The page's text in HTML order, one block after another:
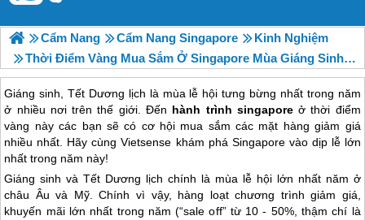
Cẩm Nang Cẩm Nang Singapore
Kinh Nghiệm
Thời Điểm Vàng Mua Sắm Ở Singapore Mùa Giáng Sinh Và Tết Dương Lịch
Giáng sinh, Tết Dương lịch là mùa lễ hội tưng bừng nhất trong năm
ở nhiều nơi trên thế giới. Đến hành trình singaporeở thời điểm
vàng này các bạn sẽ có cơ hội mua sắm các mặt hàng giảm giá
nhiều nhất. Hãy cùng Vietsense khám phá Singapore vào dịp lễ lớn
nhất trong năm này!
Giáng sinh và Tết Dương lịch chính là mùa lễ hội lớn nhất năm ở
châu Âu và Mỹ. Chính vì vậy, hàng loạt chương trình giảm giá,
khuyến mãi lớn nhất trong năm (“sale off” từ 10 - 50%, thậm chí là